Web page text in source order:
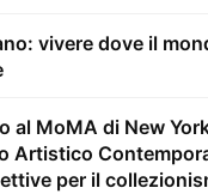
vivere dove il
al MoMA di New
Artistico
per il